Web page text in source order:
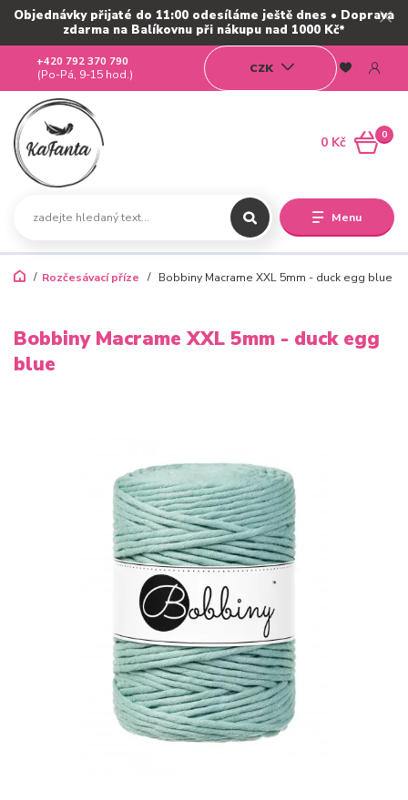
Objednávky přijaté do 11:00 odesíláme ještě dnes • Doprava
zdarma na Balíkovnu při nákupu nad 1000 Kč*
Menu
CZK
+420 792 370 790
(Po-Pá, 9-15 hod.)
0
0 Kč
Rozčesávací příze Bobbiny Macrame XXL 5mm - duck egg blue
Bobbiny Macrame XXL 5mm - duck egg
blue